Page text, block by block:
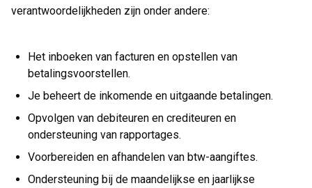
verantwoordelijkheden zijn onder andere:
Het inboeken van facturen en opstellen van
betalingsvoorstellen.
Je beheert de inkomende en uitgaande betalingen.
Opvolgen van debiteuren en crediteuren en
ondersteuning van rapportages.
Voorbereiden en afhandelen van btw-aangiftes.
Ondersteuning bij de maandelijkse en jaarlijkse